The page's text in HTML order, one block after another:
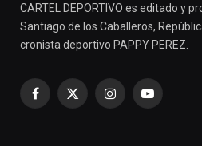
CARTEL DEPORTIVO es editado y
Santiago de los Caballeros,
cronista deportivo PAPPY PEREZ.
Facebook
X
InstagramYouTube